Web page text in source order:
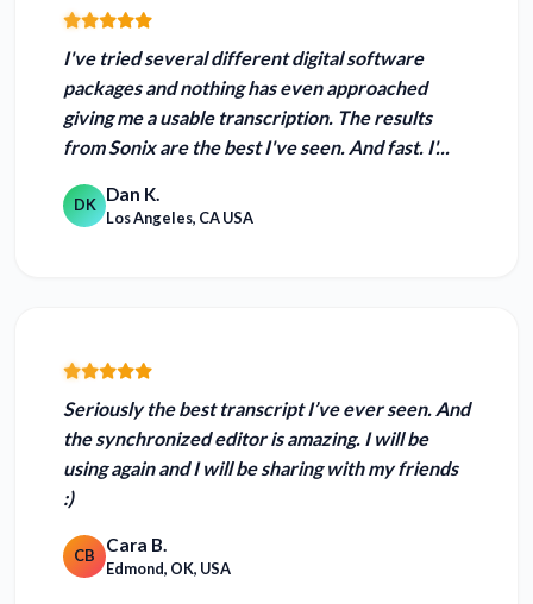
I've tried several different digital software
packages and nothing has even approached
giving me a usable transcription. The results
from Sonix are the best I've seen. And fast. I'...
DK Dan K.
Los Angeles, CA USA
Seriously the best transcript I’ve ever seen. And
the synchronized editor is amazing. I will be
using again and I will be sharing with my friends
:)
CB Cara B.
Edmond, OK, USA